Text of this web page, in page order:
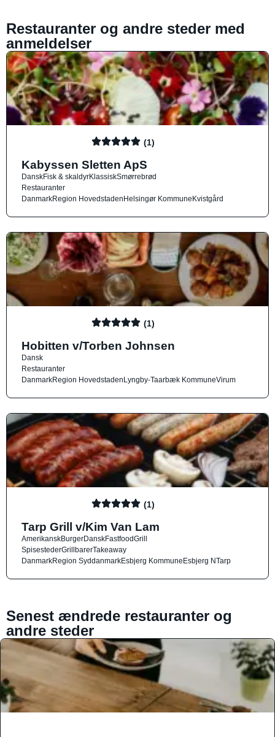
Restauranter og andre steder med
anmeldelser
(1)
Kabyssen Sletten ApS
DanskFisk & skaldyrKlassiskSmørrebrød
Restauranter
DanmarkRegion HovedstadenHelsingør KommuneKvistgård
(1)
Hobitten v/Torben Johnsen
Dansk
Restauranter
DanmarkRegion HovedstadenLyngby-Taarbæk KommuneVirum
(1)
Tarp Grill v/Kim Van Lam
AmerikanskBurgerDanskFastfoodGrill
SpisestederGrillbarerTakeaway
DanmarkRegion SyddanmarkEsbjerg KommuneEsbjerg NTarp
Senest ændrede restauranter og
andre steder